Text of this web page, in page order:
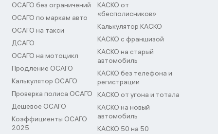
ОСАГО без ограничений
ОСАГО по маркам авто
ОСАГО на такси
ДСАГО
ОСАГО на мотоцикл
Продление ОСАГО
Калькулятор ОСАГО
Проверка полиса ОСАГО
Дешевое ОСАГО
Коэффициенты ОСАГО
2025
КАСКО от
«бесполисников»
Калькулятор КАСКО
КАСКО с франшизой
КАСКО на старый
автомобиль
КАСКО без телефона и
регистрации
КАСКО от угона и тотала
КАСКО на новый
автомобиль
КАСКО 50 на 50